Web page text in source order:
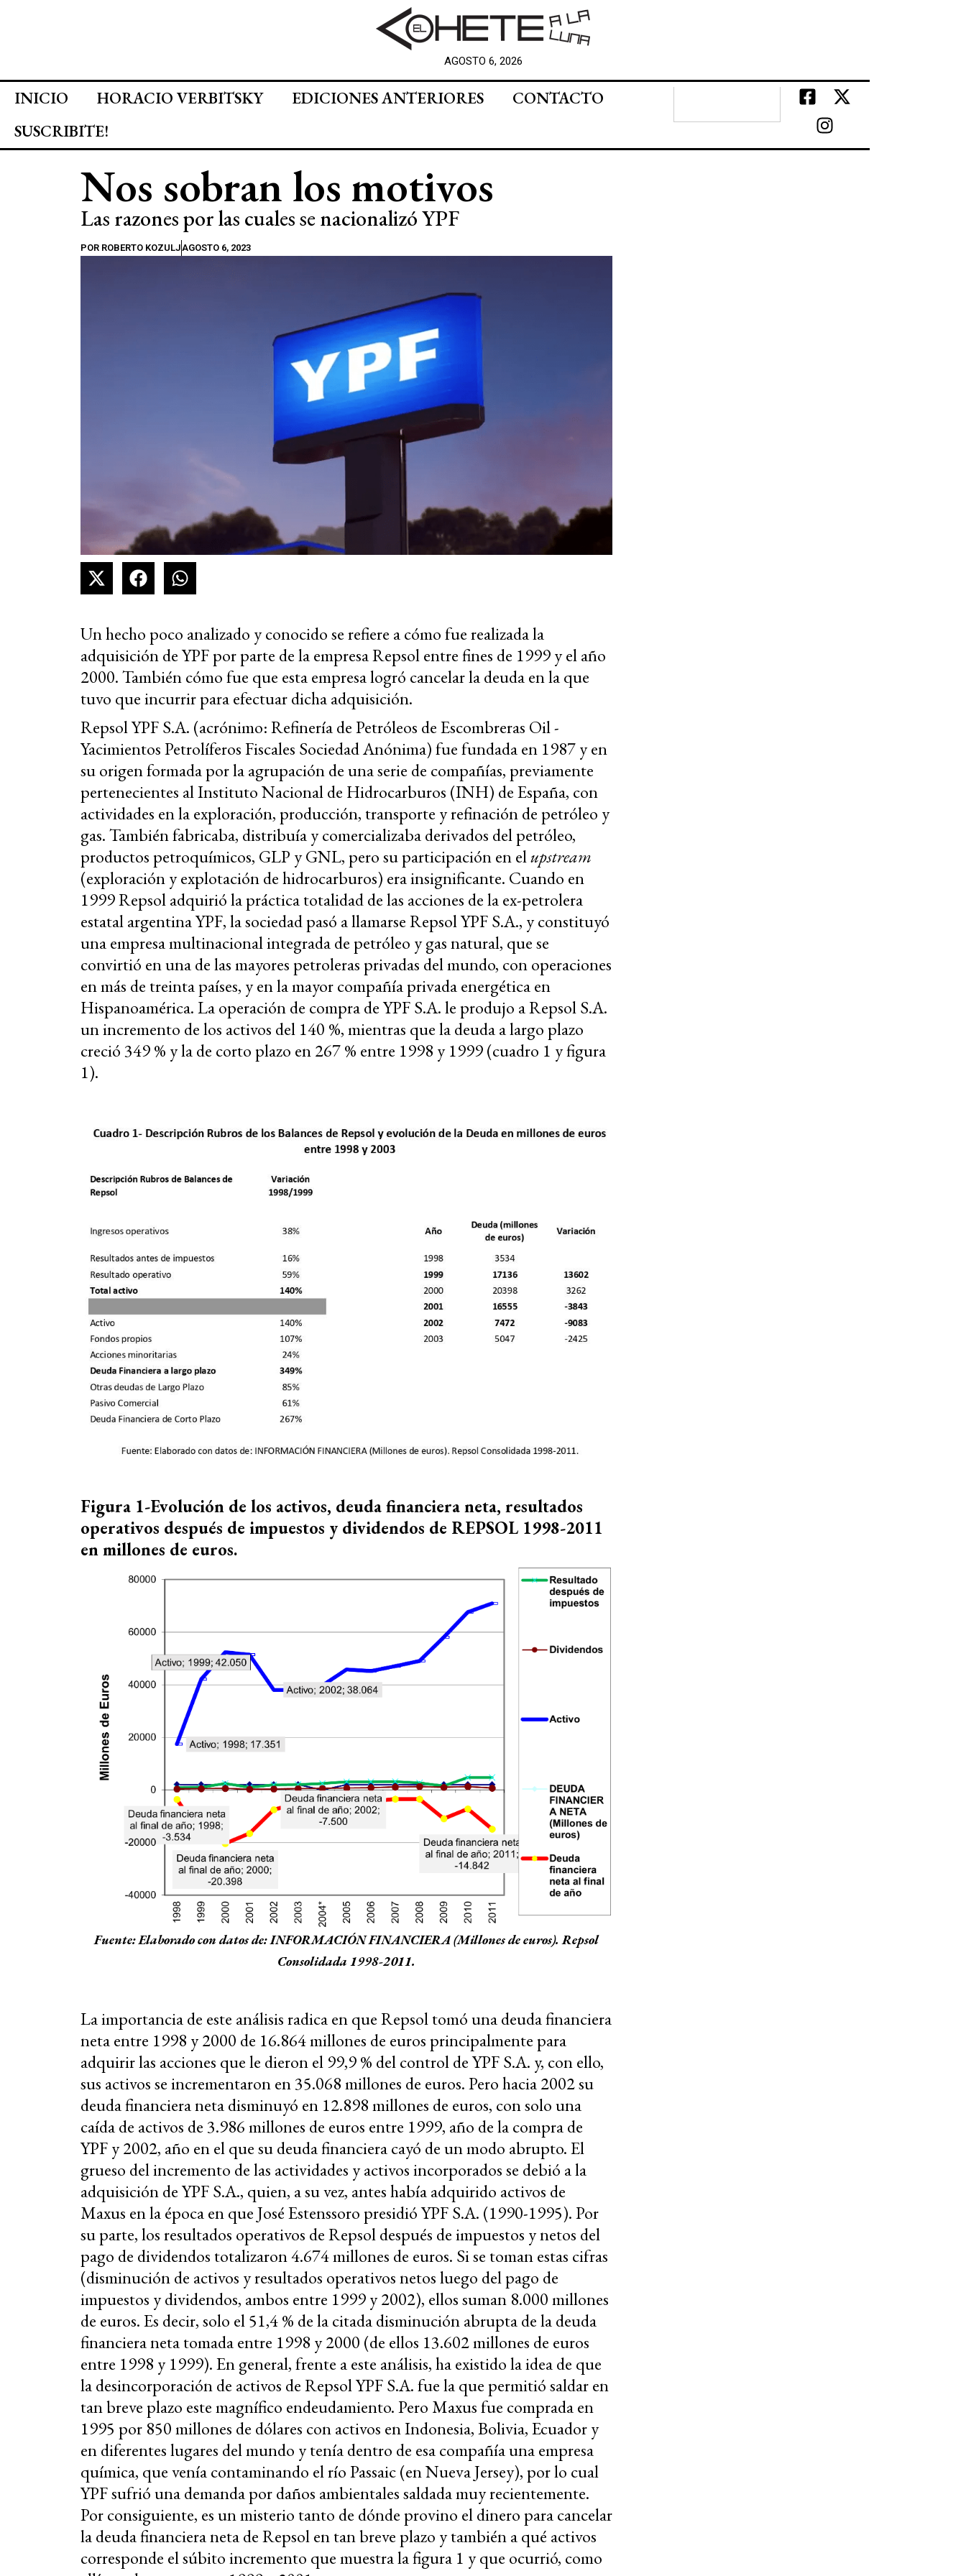
AGOSTO 6, 2026
INICIO HORACIO VERBITSKY EDICIONES ANTERIORES
CONTACTO
SUSCRIBITE!
Nos sobran los motivos
Las razones por las cuales se nacionalizó YPF
POR ROBERTO KOZULJAGOSTO 6, 2023
Un hecho poco analizado y conocido se refiere a cómo fue realizada la
adquisición de YPF por parte de la empresa Repsol entre fines de 1999 y el año
2000. También cómo fue que esta empresa logró cancelar la deuda en la que
tuvo que incurrir para efectuar dicha adquisición.
Repsol YPF S.A. (acrónimo: Refinería de Petróleos de Escombreras Oil -
Yacimientos Petrolíferos Fiscales Sociedad Anónima) fue fundada en 1987 y en
su origen formada por la agrupación de una serie de compañías, previamente
pertenecientes al Instituto Nacional de Hidrocarburos (INH) de España, con
actividades en la exploración, producción, transporte y refinación de petróleo y
gas. También fabricaba, distribuía y comercializaba derivados del petróleo,
productos petroquímicos, GLP y GNL, pero su participación en elupstream
(exploración y explotación de hidrocarburos) era insignificante. Cuando en
1999 Repsol adquirió la práctica totalidad de las acciones de la ex-petrolera
estatal argentina YPF, la sociedad pasó a llamarse Repsol YPF S.A., y constituyó
una empresa multinacional integrada de petróleo y gas natural, que se
convirtió en una de las mayores petroleras privadas del mundo, con operaciones
en más de treinta países, y en la mayor compañía privada energética en
Hispanoamérica. La operación de compra de YPF S.A. le produjo a Repsol S.A.
un incremento de los activos del 140 %, mientras que la deuda a largo plazo
creció 349 % y la de corto plazo en 267 % entre 1998 y 1999 (cuadro 1 y figura
1).
Figura 1-Evolución de los activos, deuda financiera neta, resultados
operativos después de impuestos y dividendos de REPSOL 1998-2011
en millones de euros.
Fuente: Elaborado con datos de: INFORMACIÓN FINANCIERA (Millones de euros). Repsol
Consolidada 1998-2011.
La importancia de este análisis radica en que Repsol tomó una deuda financiera
neta entre 1998 y 2000 de 16.864 millones de euros principalmente para
adquirir las acciones que le dieron el 99,9 % del control de YPF S.A. y, con ello,
sus activos se incrementaron en 35.068 millones de euros. Pero hacia 2002 su
deuda financiera neta disminuyó en 12.898 millones de euros, con solo una
caída de activos de 3.986 millones de euros entre 1999, año de la compra de
YPF y 2002, año en el que su deuda financiera cayó de un modo abrupto. El
grueso del incremento de las actividades y activos incorporados se debió a la
adquisición de YPF S.A., quien, a su vez, antes había adquirido activos de
Maxus en la época en que José Estenssoro presidió YPF S.A. (1990-1995). Por
su parte, los resultados operativos de Repsol después de impuestos y netos del
pago de dividendos totalizaron 4.674 millones de euros. Si se toman estas cifras
(disminución de activos y resultados operativos netos luego del pago de
impuestos y dividendos, ambos entre 1999 y 2002), ellos suman 8.000 millones
de euros. Es decir, solo el 51,4 % de la citada disminución abrupta de la deuda
financiera neta tomada entre 1998 y 2000 (de ellos 13.602 millones de euros
entre 1998 y 1999). En general, frente a este análisis, ha existido la idea de que
la desincorporación de activos de Repsol YPF S.A. fue la que permitió saldar en
tan breve plazo este magnífico endeudamiento. Pero Maxus fue comprada en
1995 por 850 millones de dólares con activos en Indonesia, Bolivia, Ecuador y
en diferentes lugares del mundo y tenía dentro de esa compañía una empresa
química, que venía contaminando el río Passaic (en Nueva Jersey), por lo cual
YPF sufrió una demanda por daños ambientales saldada muy recientemente.
Por consiguiente, es un misterio tanto de dónde provino el dinero para cancelar
la deuda financiera neta de Repsol en tan breve plazo y también a qué activos
corresponde el súbito incremento que muestra la figura 1 y que ocurrió, como